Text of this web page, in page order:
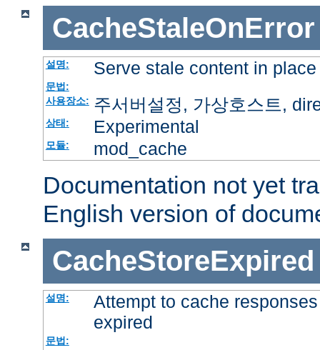
CacheStaleOnError
설명: Serve stale content in
문법:
사용장소: 주서버설정, 가상호스트,
상태: Experimental
모듈: mod_cache
Documentation not yet
English version of
CacheStoreExpired
설명:
Attempt to cache
expired
문법: